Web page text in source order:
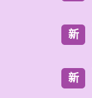
新
新